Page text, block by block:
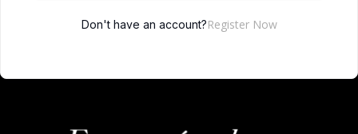
Don't have an account?Register Now